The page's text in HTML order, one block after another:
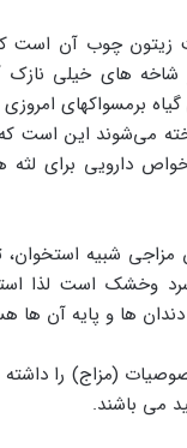
زیتون چوب آن است
شاخه های خیلی نازك
برمسواكهای
می‌شوند این است كه
دارویی برای لثه
شبیه استخوان،
سرد وخشك است لذا
ها و پایه آن ها
(مزاج) را داشته
می باشند.